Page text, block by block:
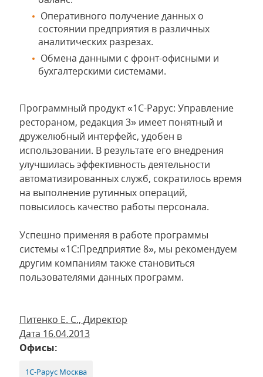
Оперативного получение данных о
состоянии предприятия в различных
аналитических разрезах.
Обмена данными с фронт-офисными и
бухгалтерскими системами.
Программный продукт «1С-Рарус: Управление
рестораном, редакция 3» имеет понятный и
дружелюбный интерфейс, удобен в
использовании. В результате его внедрения
улучшилась эффективность деятельности
автоматизированных служб, сократилось время
на выполнение рутинных операций,
повысилось качество работы персонала.
Успешно применяя в работе программы
системы «1С:Предприятие 8», мы рекомендуем
другим компаниям также становиться
пользователями данных программ.
Питенко Е. С., Директор
Дата 16.04.2013
Офисы:
1С-Рарус Москва